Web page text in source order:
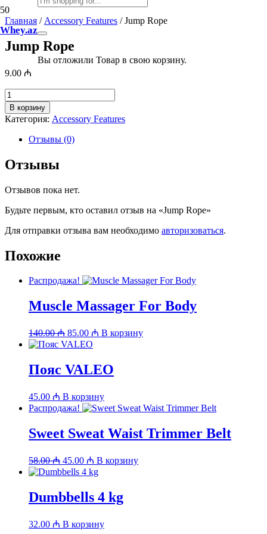
Whey.az
Вы отложили Товар в свою корзину.
Главная / Accessory Features / Jump Rope
Jump Rope
9.00 ₼
Количество
товара
Jump
Rope
В корзину
Категория: Accessory Features
Отзывы (0)
Отзывы
Отзывов пока нет.
Будьте первым, кто оставил отзыв на «Jump Rope»
Для отправки отзыва вам необходимо авторизоваться.
Похожие
Распродажа!
Muscle Massager For Body
140.00₼ Первоначальная
цена
составляла
140.00 ₼.
85.00 ₼ Текущая
цена:
В корзину
Пояс VALEO
45.00 ₼ В корзину
Распродажа!
Sweet Sweat Waist Trimmer Belt
58.00₼ Первоначальная
цена
составляла
58.00 ₼.
45.00 ₼ Текущая
цена:
В корзину
Dumbbells 4 kg
32.00 ₼ В корзину